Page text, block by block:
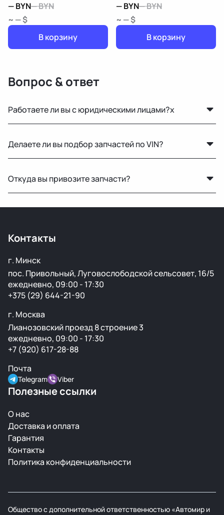
—BYN—BYN
~ — $
В корзину
Benz M W166
—BYN—BYN
~ — $
В корзину
Вопрос & ответ
Работаете ли вы с юридическими лицами?x
работаем по безналичному расчёту.
Делаете ли вы подбор запчастей по VIN?
подбора рекомендуем предоставить фото вашей
старой детали или номер по каталогу.
Откуда вы привозите запчасти?
подготовку перед продажей.
Контакты
г. Минск
пос. Привольный, Луговослободской сельсовет, 16/5
ежедневно, 09:00 - 17:30
+375 (29) 644-21-90
г. Москва
Лианозовский проезд 8 строение 3
ежедневно, 09:00 - 17:30
+7 (920) 617-28-88
Почта
Telegram Viber
Полезные ссылки
О нас
Доставка и оплата
Гарантия
Контакты
Политика конфиденциальности
Общество с дополнительной ответственностью «Автомир и